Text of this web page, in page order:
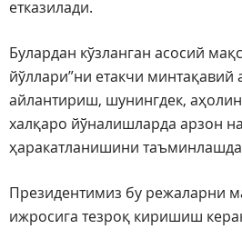
етказилади.
Булардан кўзланган асосий
йўллари”ни етакчи минтақавий
айлантириш, шунингдек,
халқаро йўналишларда арзон
ҳаракатланишини
Президентимиз бу режаларни
ижросига тезроқ киришиш